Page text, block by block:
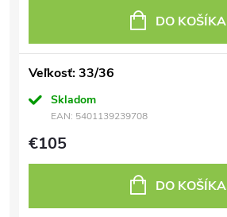
DO KOŠÍKA
Veľkosť: 33/36
Skladom
EAN: 5401139239708
€105
DO KOŠÍKA